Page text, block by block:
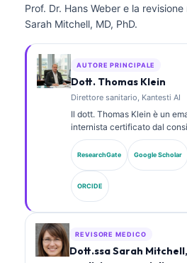
Prof. Dr. Hans Weber e la
Sarah Mitchell, MD, PhD.
AUTORE PRINCIPALE
Dott. Thomas Klein
Direttore sanitario, Kantesti AI
Il dott. Thomas Klein è un
internista certificato dal
con oltre 15 anni di
laboratorio e analisi clinica
di Chief Medical Officer
supervisione clinica
rete neurale proprietaria. Il
ampiamente su
diagnostica di laboratorio su
ResearchGate Google Scholar
ORCIDE
REVISORE MEDICO
Dott.ssa Sarah